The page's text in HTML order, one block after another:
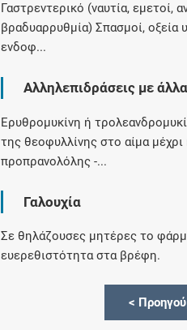
Γαστρεντερικό (ναυτία, εμετοί,
βραδυαρρυθμία) Σπασμοί, οξεία
ενδοφ...
Αλληλεπιδράσεις με
Ερυθρομυκίνη ή
της θεοφυλλίνης στο αίμα
προπρανολόλης -...
Γαλουχία
Σε θηλάζουσες μητέρες το
ευερεθιστότητα στα βρέφη.
<